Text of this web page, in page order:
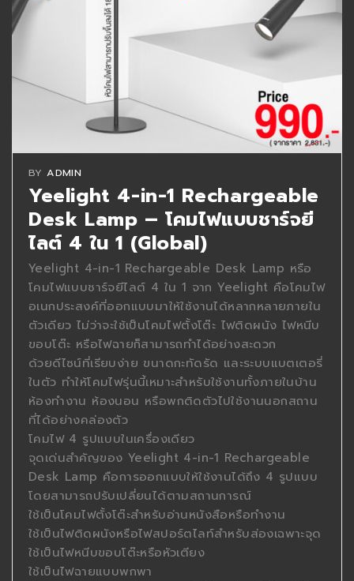
BY ADMIN
Yeelight 4-in-1 Rechargeable
Desk Lamp – โคมไฟแบบชาร์จยี
ไลต์ 4 ใน 1 (Global)
Yeelight 4-in-1 Rechargeable Desk Lamp หรือ
โคมไฟแบบชาร์จยีไลต์ 4 ใน 1 จาก Yeelight คือโคมไฟ
อเนกประสงค์ที่ออกแบบมาให้ใช้งานได้หลากหลายภายใน
ตัวเดียว ไม่ว่าจะใช้เป็นโคมไฟตั้งโต๊ะ ไฟติดผนัง ไฟหนีบ
ขอบโต๊ะ หรือไฟฉายก็สามารถทำได้อย่างสะดวก
ด้วยดีไซน์ที่เรียบง่าย ขนาดกะทัดรัด และระบบแบตเตอรี่
ในตัว ทำให้โคมไฟรุ่นนี้เหมาะสำหรับใช้งานทั้งภายในบ้าน
ห้องทำงาน ห้องนอน หรือพกติดตัวไปใช้งานนอกสถาน
ที่ได้อย่างคล่องตัว
โคมไฟ 4 รูปแบบในเครื่องเดียว
จุดเด่นสำคัญของ Yeelight 4-in-1 Rechargeable
Desk Lamp คือการออกแบบให้ใช้งานได้ถึง 4 รูปแบบ
โดยสามารถปรับเปลี่ยนได้ตามสถานการณ์
ใช้เป็นโคมไฟตั้งโต๊ะสำหรับอ่านหนังสือหรือทำงาน
ใช้เป็นไฟติดผนังหรือไฟสปอร์ตไลท์สำหรับส่องเฉพาะจุด
ใช้เป็นไฟหนีบขอบโต๊ะหรือหัวเตียง
ใช้เป็นไฟฉายแบบพกพา